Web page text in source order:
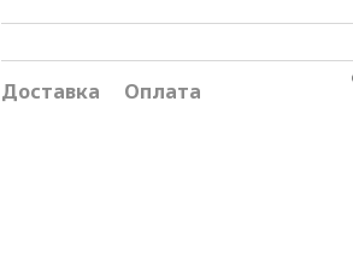
Доставка Оплата